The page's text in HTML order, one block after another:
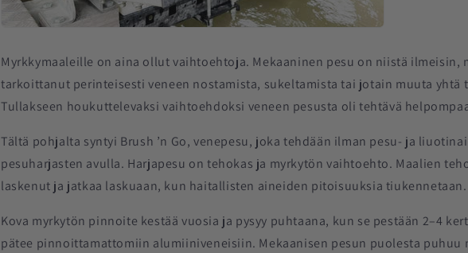
Myrkkymaaleille on aina ollut vaihtoehtoja. Mekaaninen pesu on niistä ilmeisin,
tarkoittanut perinteisesti veneen nostamista, sukeltamista tai jotain muuta yhtä
Tullakseen houkuttelevaksi vaihtoehdoksi veneen pesusta oli tehtävä
Tältä pohjalta syntyi Brush ’n Go, venepesu, joka tehdään ilman pesu- ja
pesuharjasten avulla. Harjapesu on tehokas ja myrkytön vaihtoehto. Maalien
laskenut ja jatkaa laskuaan, kun haitallisten aineiden pitoisuuksia tiukennetaan.
Kova myrkytön pinnoite kestää vuosia ja pysyy puhtaana, kun se pestään 2–4
pätee pinnoittamattomiin alumiiniveneisiin. Mekaanisen pesun puolesta puhuu